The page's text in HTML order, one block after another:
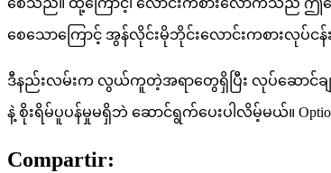
စေသည်။ ထို့ကြောင့်၊ လောင်းကစားလောကသည် ဤခေ
စေသောကြောင့် အွန်လိုင်းမိုဘိုင်းလောင်းကစားလု
ဒီနည်းလမ်းက လွယ်ကူတဲ့အရာတွေရှိပြီး လုပ်ဆောင်ချ
နဲ့ စိုးရိမ်ပူပန်မှုမရှိဘဲ ဆောင်ရွက်ပေးပါလိမ့်မယ်။ Option
Compartir: